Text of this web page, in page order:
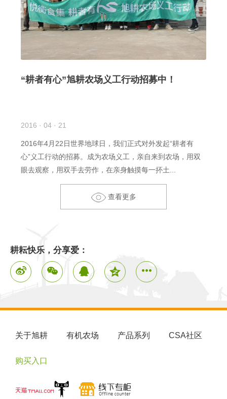
“耕者有心”旭耕农场义工行动招募中！
2016 · 04 · 21
2016年4月22日世界地球日，我们正式对外发起“耕者有
心”义工行动的招募。成为农场义工，亲自来到农场，用双
眼去观察，用双手去劳作，在亲身触摸每一抔土...
查看更多
耕耘快乐，分享爱：
关于旭耕 有机农场 产品系列 CSA社区
购买入口